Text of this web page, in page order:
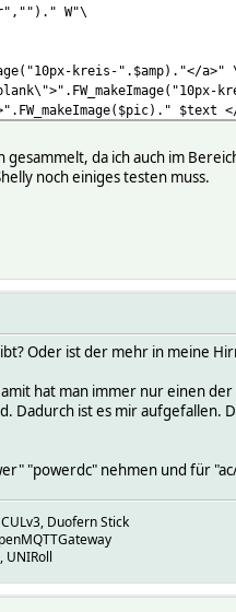
W"\
kreis-".$amp)."</a>"
$text
: '0'}\
60/1000)}\
relay/0/command
da ich auch im
noch einiges testen muss.
Oder ist der mehr in meine
hat man immer nur einen
ist es mir aufgefallen.
"powerdc" nehmen und für
Duofern Stick
UNIRoll